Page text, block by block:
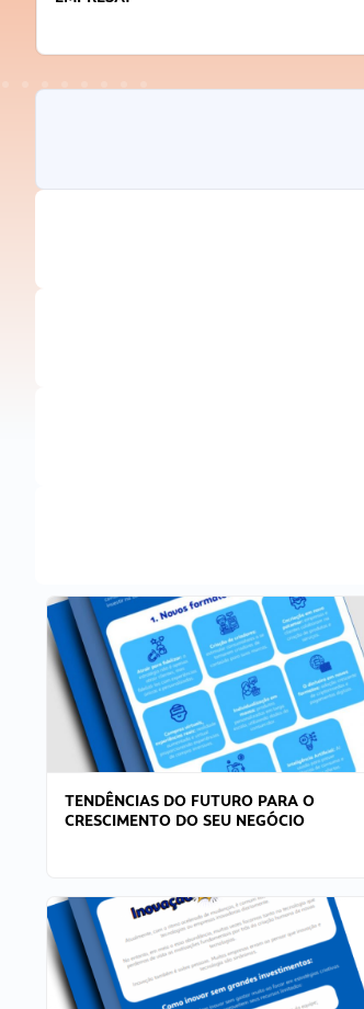
TENDÊNCIAS DO FUTURO PARA O
CRESCIMENTO DO SEU NEGÓCIO